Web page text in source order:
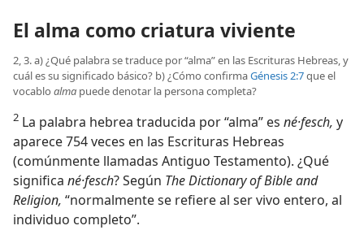
El alma como criatura viviente
2, 3. a) ¿Qué palabra se traduce por “alma” en las Escrituras Hebreas, y
cuál es su significado básico? b) ¿Cómo confirmaGénesis 2:7que el
vocablo alma puede denotar la persona completa?
2 La palabra hebrea traducida por “alma” es né·fesch, y
aparece 754 veces en las Escrituras Hebreas
(comúnmente llamadas Antiguo Testamento). ¿Qué
significa né·fesch? Según The Dictionary of Bible and
Religion, “normalmente se refiere al ser vivo entero, al
individuo completo”.